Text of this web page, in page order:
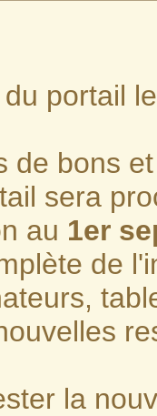
portail
de bons
sera
au 1er
de
la